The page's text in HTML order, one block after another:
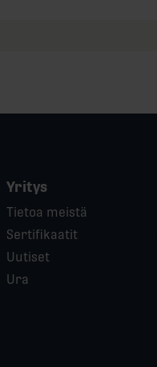
Yritys
Tietoa meistä
Sertifikaatit
Uutiset
Ura